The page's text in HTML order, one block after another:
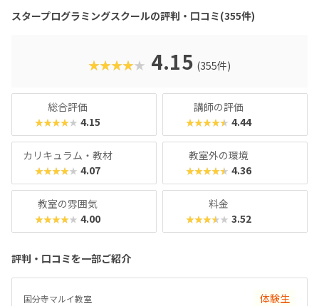
去に総務省「若年層に対するプログラミング教育の普及推
進」事業に採択され、新潟市の小中学校で授業を実施した実
の顔は真剣そのもの。やる気があればどんどん高度なものが
作れるので、のめり込むタイプのお子さんにおすすめの教室
京大学の伊藤謝恩ホールで行われるというから驚き。プログ
ラミングスキルはもちろん、企画書を書いたり、プレゼンを
したりといったスキルもつけることができます。母体は大人
向けのパソコンスクールなので、「ついでに自分もスキルア
ップしてみようかな？」なんてこともできちゃいますよ！
スタープログラミングスクールの評判・口コミ(355件)
★★★★★ 4.15 (355件)
総合評価
★★★★★ 4.15
講師の評価
★★★★★ 4.44
カリキュラム・教材
★★★★★ 4.07
教室外の環境
★★★★★ 4.36
教室の雰囲気
★★★★★ 4.00
料金
★★★★★ 3.52
評判・口コミを一部ご紹介
国分寺マルイ教室 体験生